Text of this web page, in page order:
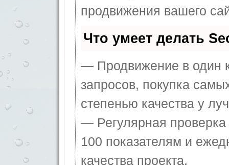
продвижения вашего
Что умеет делать
— Продвижение в один
запросов, покупка
степенью качества у
— Регулярная
100 показателям и
качества проекта.